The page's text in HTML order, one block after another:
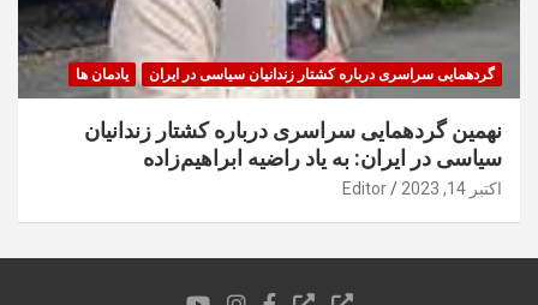
گردهمایی سراسری درباره کشتار زندانیان سیاسی در ایران یادمان ها
نهمین گردهمایی سراسری درباره کشتار زندانیان
سیاسی در ایران: به یاد راضیه ابراهیم‌زاده
اکتبر 14, 2023 Editor